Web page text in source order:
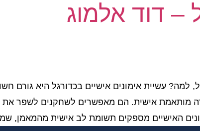
– דוד אלמוג
למה? עשיית אימונים אישיים בכדורגל היא גורם
מותאמת אישית. הם מאפשרים לשחקנים לשפר את
האישיים מספקים תשומת לב אישית מהמאמן,